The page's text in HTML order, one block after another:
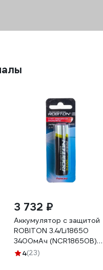
3 732 ₽
Аккумулятор с защитой
ROBITON 3.4/Li18650
3400мАч (NCR18650B)
BL1 13485
4(23)